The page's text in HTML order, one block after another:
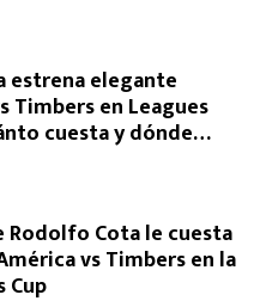
estrena elegante
Timbers en Leagues
cuesta y dónde
Rodolfo Cota le cuesta
vs Timbers en la
Cup